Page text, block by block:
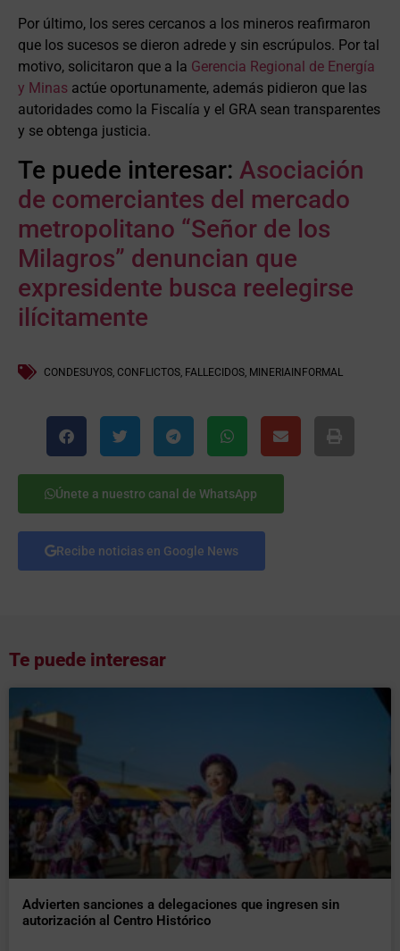
Por último, los seres cercanos a los mineros reafirmaron
que los sucesos se dieron adrede y sin escrúpulos. Por tal
motivo, solicitaron que a la Gerencia Regional de Energía
y Minas actúe oportunamente, además pidieron que las
autoridades como la Fiscalía y el GRA sean transparentes
y se obtenga justicia.
Te puede interesar: Asociación
de comerciantes del mercado
metropolitano “Señor de los
Milagros” denuncian que
expresidente busca reelegirse
ilícitamente
CONDESUYOS CONFLICTOS FALLECIDOS MINERIAINFORMAL
Únete a nuestro canal de WhatsApp
Recibe noticias en Google News
Te puede interesar
Advierten sanciones a delegaciones que ingresen sin
autorización al Centro Histórico